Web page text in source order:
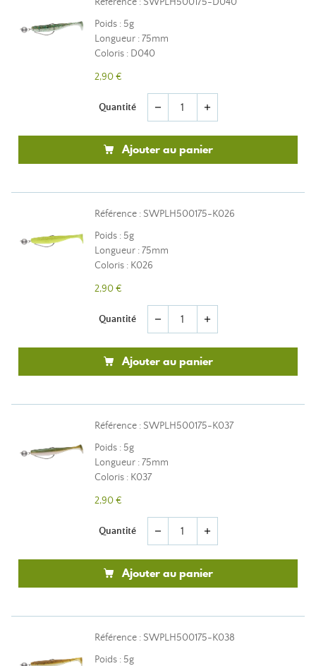
Poids : 5g
Longueur : 75mm
Coloris : D040
2,90 €
Quantité remove add
Ajouter au panier
Référence : SWPLH500175-K026
Poids : 5g
Longueur : 75mm
Coloris : K026
2,90 €
Quantité remove add
Ajouter au panier
Référence : SWPLH500175-K037
Poids : 5g
Longueur : 75mm
Coloris : K037
2,90 €
Quantité remove add
Ajouter au panier
Référence : SWPLH500175-K038
Poids : 5g